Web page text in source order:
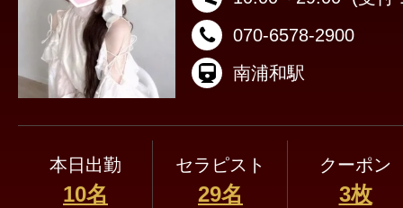
070-6578-2900
南浦和駅
本日出勤
10名
セラピスト
29名
クーポン
3枚